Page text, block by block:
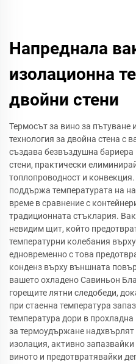
Напреднала
изолационна
двойни стени
Термосът за вино за пътуване
технология за двойна стена с
създава безвъздушна
стени, практически
топлопроводност и
поддържа температурата на
време в сравнение с
традиционната стъклария.
невидим щит, който
температурни колебания
едновременно с това
конденз върху външната
вашето охладено Савиньон
горещите лятни следобеди,
при стаенна температура
температура дори в
за термоудържане надхвърлят
изолация, активно
виното и предотвратявайки